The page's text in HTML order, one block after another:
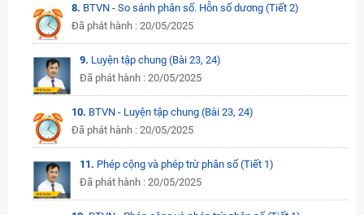
8. BTVN - So sánh phân số. Hỗn số dương (Tiết 2)
Đã phát hành : 20/05/2025
9. Luyện tập chung (Bài 23, 24)
Đã phát hành : 20/05/2025
10. BTVN - Luyện tập chung (Bài 23, 24)
Đã phát hành : 20/05/2025
11. Phép cộng và phép trừ phân số (Tiết 1)
Đã phát hành : 20/05/2025